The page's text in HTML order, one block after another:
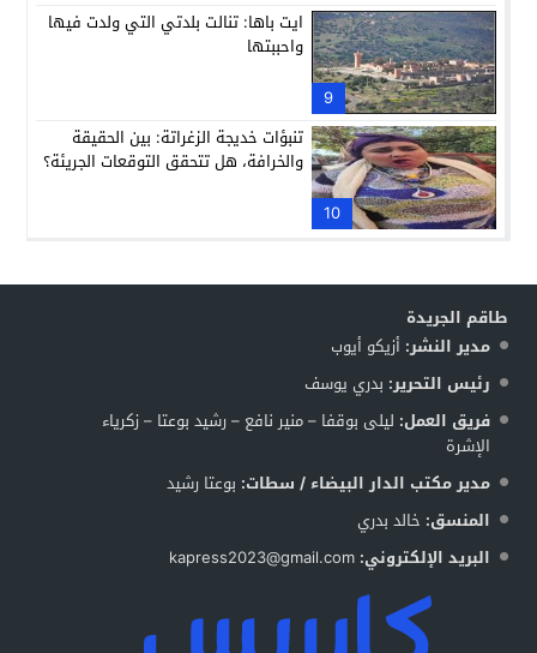
9
ايت باها: تنالت بلدتي التي ولدت فيها
واحببتها
10
تنبؤات خديجة الزغراتة: بين الحقيقة
والخرافة، هل تتحقق التوقعات الجريئة؟
طاقم الجريدة
مدير النشر: أزيكو أيوب
رئيس التحرير: بدري يوسف
فريق العمل: ليلى بوقفا – منير نافع – رشيد بوعتا – زكرياء
الإشرة
مدير مكتب الدار البيضاء / سطات: بوعتا رشيد
المنسق: خالد بدري
البريد الإلكتروني: kapress2023@gmail.com